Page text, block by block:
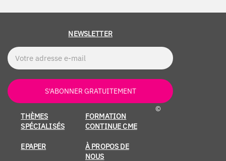
NEWSLETTER
S'ABONNER GRATUITEMENT
THÈMES
SPÉCIALISÉS
FORMATION
CONTINUE CME
EPAPER
À PROPOS DE
NOUS
©